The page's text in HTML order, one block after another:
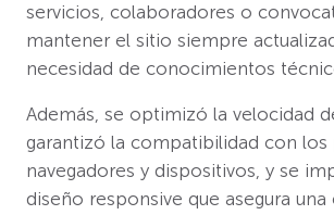
servicios, colaboradores o
mantener el sitio siempre
necesidad de conocimientos
Además, se optimizó la velocidad
garantizó la compatibilidad con los
navegadores y dispositivos, y se
diseño responsive que asegura una